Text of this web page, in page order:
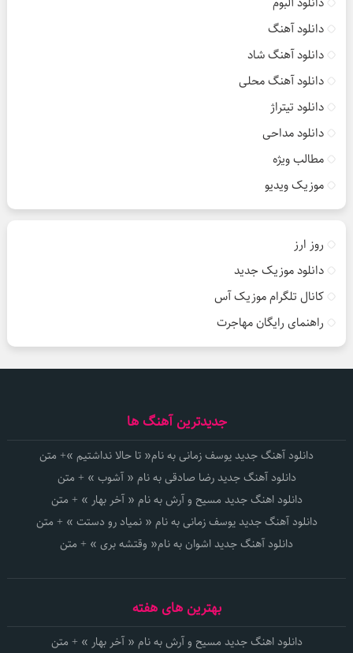
دانلود آهنگ
دانلود آهنگ شاد
دانلود آهنگ محلی
دانلود تیتراژ
دانلود مداحی
مطالب ویژه
موزیک ویدیو
روز ارز
دانلود موزیک جدید
کانال تلگرام موزیک آس
راهنمای رایگان مهاجرت
جدیدترین آهنگ ها
دانلود آهنگ جدید یوسف زمانی به نام« تا حالا نداشتیم »+ متن
دانلود آهنگ جدید رضا صادقی به نام « آشوب » + متن
دانلود اهنگ جدید مسیح و آرش به نام « آخر بهار » + متن
دانلود آهنگ جدید یوسف زمانی به نام « نمیاد رو دستت » + متن
دانلود آهنگ جدید اشوان به نام« وقتشه بری » + متن
بهترین های هفته
دانلود اهنگ جدید مسیح و آرش به نام « آخر بهار » + متن